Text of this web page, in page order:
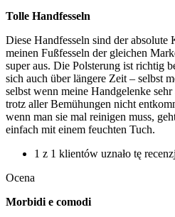
Tolle Handfesseln
Diese Handfesseln sind der absolute
meinen Fußfesseln der gleichen
super aus. Die Polsterung ist richtig
sich auch über längere Zeit – selbst
selbst wenn meine Handgelenke
trotz aller Bemühungen nicht
wenn man sie mal reinigen muss,
einfach mit einem feuchten Tuch.
1 z 1 klientów uznało tę
Ocena
Morbidi e comodi